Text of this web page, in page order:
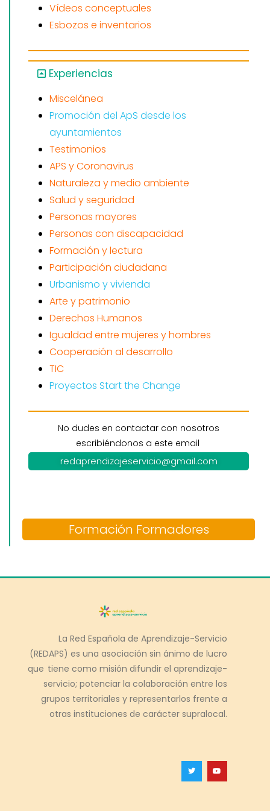
Vídeos conceptuales
Esbozos e inventarios
Experiencias
Miscelánea
Promoción del ApS desde los
ayuntamientos
Testimonios
APS y Coronavirus
Naturaleza y medio ambiente
Salud y seguridad
Personas mayores
Personas con discapacidad
Formación y lectura
Participación ciudadana
Urbanismo y vivienda
Arte y patrimonio
Derechos Humanos
Igualdad entre mujeres y hombres
Cooperación al desarrollo
TIC
Proyectos Start the Change
No dudes en contactar con nosotros
escribiéndonos a este email
redaprendizajeservicio@gmail.com
Formación Formadores
La Red Española de Aprendizaje-Servicio
(REDAPS) es una asociación sin ánimo de lucro
que tiene como misión difundir el aprendizaje-
servicio; potenciar la colaboración entre los
grupos territoriales y representarlos frente a
otras instituciones de carácter supralocal.